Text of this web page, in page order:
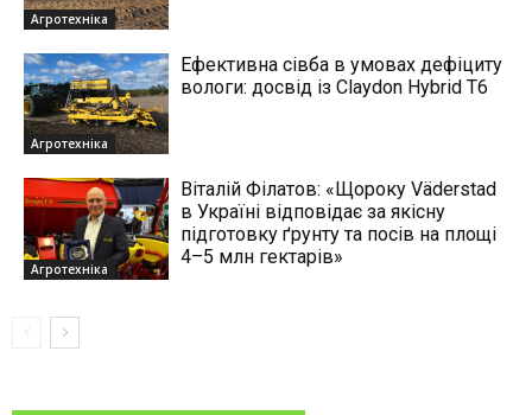
Агротехніка
Агротехніка
Ефективна сівба в умовах дефіциту
вологи: досвід із Claydon Hybrid Т6
Агротехніка
Віталій Філатов: «Щороку Väderstad
в Україні відповідає за якісну
підготовку ґрунту та посів на площі
4–5 млн гектарів»